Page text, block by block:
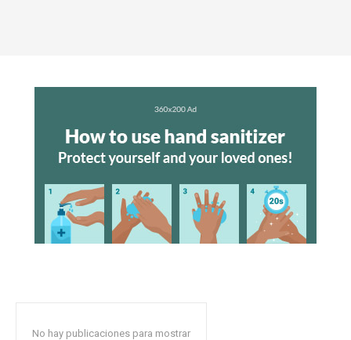
No hay publicaciones para mostrar